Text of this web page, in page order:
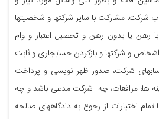
شرکت، مشارکت با سایر شرکتها و شخصیتها
رهن یا بدون رهن و تحصیل اعتبار و وام
اشخاص و شرکتها و بازکردن حسابجاری و ثابت
شرکت، صدور ظهر نویسی و پرداخت
ها، مرافعات، چه شرکت مدعی باشد و چه
اختیارات از رجوع به دادگاههای صالحه